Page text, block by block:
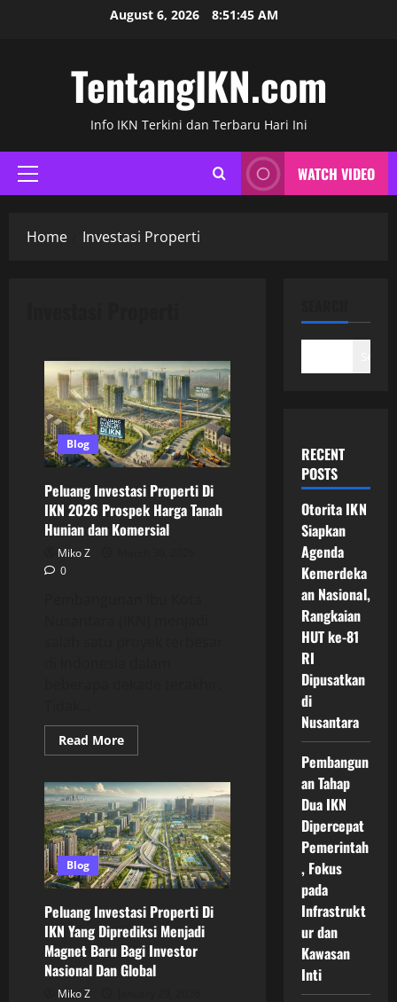
August 6, 2026 8:51:46 AM
TentangIKN.com
Info IKN Terkini dan Terbaru Hari Ini
Primary
Menu
WATCH VIDEO
Home Investasi Properti
Blog
Peluang Investasi Properti Di
IKN 2026 Prospek Harga Tanah
Hunian dan Komersial
Miko Z
0
Read MoreRead
more
Investasi
Properti
Di
IKN
2026
Prospek
Harga
Tanah
Hunian
Komersial
Blog
Peluang Investasi Properti Di
IKN Yang Diprediksi Menjadi
Magnet Baru Bagi Investor
Nasional Dan Global
Miko Z
RECENT
POSTS
Otorita IKN
Siapkan
Agenda
Kemerdeka
an Nasional,
Rangkaian
HUT ke-81
RI
Dipusatkan
di
Nusantara
Pembangun
an Tahap
Dua IKN
Dipercepat
Pemerintah
, Fokus
pada
Infrastrukt
ur dan
Kawasan
Inti